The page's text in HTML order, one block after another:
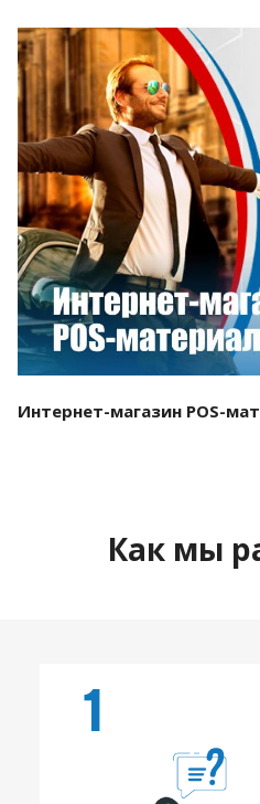
Смотреть
Интернет-магазин POS-
Как мы
1